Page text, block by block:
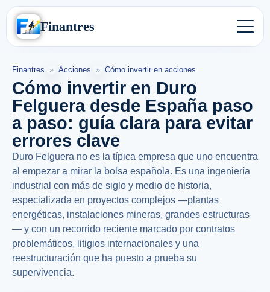
Finantres
Finantres » Acciones » Cómo invertir en acciones
Cómo invertir en Duro
Felguera desde España paso
a paso: guía clara para evitar
errores clave
Duro Felguera no es la típica empresa que uno encuentra
al empezar a mirar la bolsa española. Es una ingeniería
industrial con más de siglo y medio de historia,
especializada en proyectos complejos —plantas
energéticas, instalaciones mineras, grandes estructuras
— y con un recorrido reciente marcado por contratos
problemáticos, litigios internacionales y una
reestructuración que ha puesto a prueba su
supervivencia.